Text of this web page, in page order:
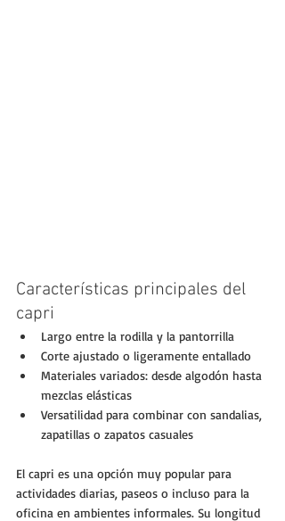
Características principales del
capri
Largo entre la rodilla y la pantorrilla
Corte ajustado o ligeramente entallado
Materiales variados: desde algodón hasta
mezclas elásticas
Versatilidad para combinar con sandalias,
zapatillas o zapatos casuales
El capri es una opción muy popular para
actividades diarias, paseos o incluso para la
oficina en ambientes informales. Su longitud